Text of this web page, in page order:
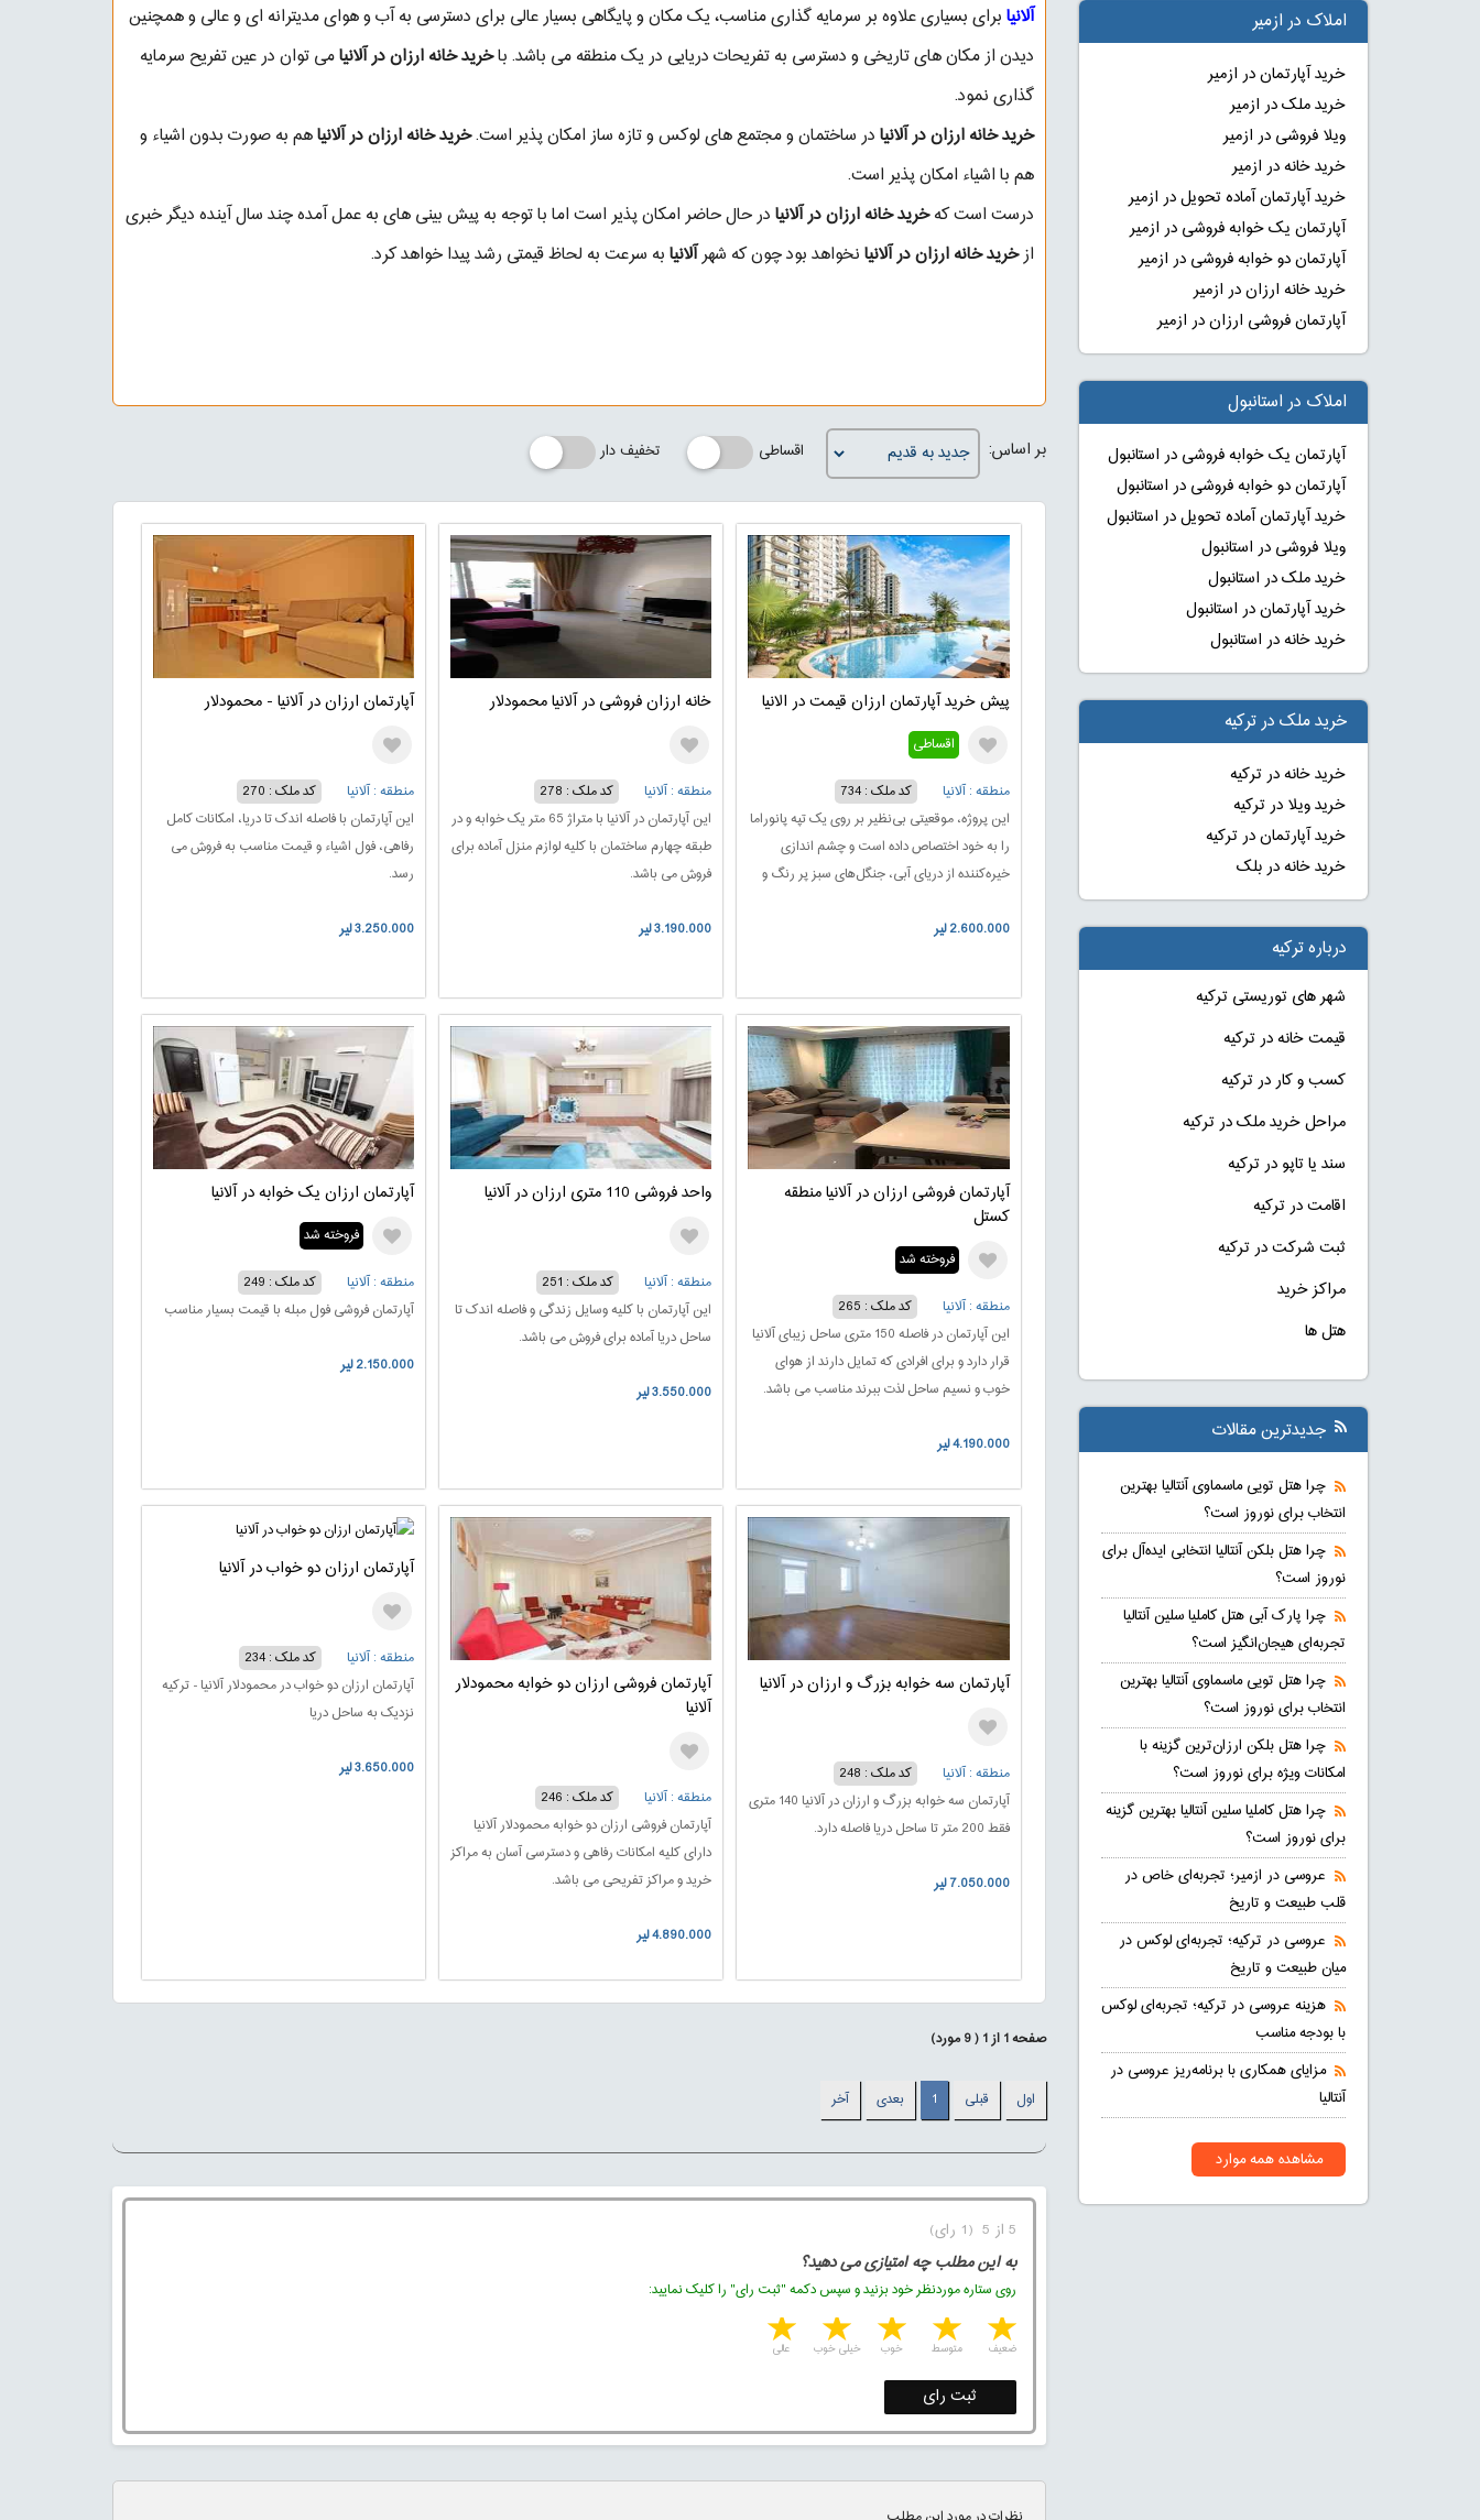
آلانیابرای بسیاری علاوه بر سرمایه گذاری مناسب، یک مکان و پایگاهی بسیار عالی برای دسترسی به آب و هوای مدیترانه ای و عالی و همچنین
دیدن از مکان های تاریخی و دسترسی به تفریحات دریایی در یک منطقه می باشد. باخرید خانه ارزان در آلانیامی توان در عین تفریح سرمایه
گذاری نمود.
خرید خانه ارزان در آلانیادر ساختمان و مجتمع های لوکس و تازه ساز امکان پذیر است.خرید خانه ارزان در آلانیاهم به صورت بدون اشیاء و
هم با اشیاء امکان پذیر است.
درست است کهخرید خانه ارزان در آلانیادر حال حاضر امکان پذیر است اما با توجه به پیش بینی های به عمل آمده چند سال آینده دیگر خبری
ازخرید خانه ارزان در آلانیانخواهد بود چون که شهرآلانیابه سرعت به لحاظ قیمتی رشد پیدا خواهد کرد.
بر اساس: اقساطی تخفیف دار
پیش خرید آپارتمان ارزان قیمت در الانیا
اقساطی
منطقه : آلانیا
کد ملک : 734
این پروژه، موقعیتی بی‌نظیر بر روی یک تپه پانوراما
را به خود اختصاص داده است و چشم اندازی
خیره‌کننده از دریای آبی، جنگل‌های سبز پر رنگ و
چشم‌انداز فراموش‌نشدنی از هر نقطه از این پروژه
2.600.000 لیر
خانه ارزان فروشی در آلانیا محمودلار
منطقه : آلانیا
کد ملک : 278
این آپارتمان در آلانیا با متراژ 65 متر یک خوابه و در
طبقه چهارم ساختمان با کلیه لوازم منزل آماده برای
فروش می باشد.
3.190.000 لیر
آپارتمان ارزان در آلانیا - محمودلار
منطقه : آلانیا
کد ملک : 270
این آپارتمان با فاصله اندک تا دریا، امکانات کامل
رفاهی، فول اشیاء و قیمت مناسب به فروش می
رسد.
3.250.000 لیر
آپارتمان فروشی ارزان در آلانیا منطقه
کستل
فروخته شد
منطقه : آلانیا
کد ملک : 265
این آپارتمان در فاصله 150 متری ساحل زیبای آلانیا
قرار دارد و برای افرادی که تمایل دارند از هوای
خوب و نسیم ساحل لذت ببرند مناسب می باشد.
4.190.000 لیر
واحد فروشی 110 متری ارزان در آلانیا
منطقه : آلانیا
کد ملک : 251
این آپارتمان با کلیه وسایل زندگی و فاصله اندک تا
ساحل دریا آماده برای فروش می باشد.
3.550.000 لیر
آپارتمان ارزان یک خوابه در آلانیا
فروخته شد
منطقه : آلانیا
کد ملک : 249
آپارتمان فروشی فول مبله با قیمت بسیار مناسب
2.150.000 لیر
آپارتمان سه خوابه بزرگ و ارزان در آلانیا
منطقه : آلانیا
کد ملک : 248
آپارتمان سه خوابه بزرگ و ارزان در آلانیا 140 متری
فقط 200 متر تا ساحل دریا فاصله دارد.
7.050.000 لیر
آپارتمان فروشی ارزان دو خوابه محمودلار
آلانیا
منطقه : آلانیا
کد ملک : 246
آپارتمان فروشی ارزان دو خوابه محمودلار آلانیا
دارای کلیه امکانات رفاهی و دسترسی آسان به مراکز
خرید و مراکز تفریحی می باشد.
4.890.000 لیر
‎⁨آپارتمان ارزان دو خواب در آلانیا⁩
منطقه : آلانیا
کد ملک : 234
آپارتمان ارزان دو خواب در محمودلار آلانیا - ترکیه
نزدیک به ساحل دریا
3.650.000 لیر
صفحه1از1
(
9مورد)
اول قبلی 1 بعدی آخر
5 از 5 (1 رای)
به این مطلب چه امتیازی می دهید؟
روی ستاره موردنظر خود بزنید و سپس دکمه "ثبت رای" را کلیک نمایید:
4 stars 3 stars 2 stars 1 star عالی خیلی خوب خوب متوسط ضعیف
ثبت رای
املاک در ازمیر
خرید آپارتمان در ازمیر
خرید ملک در ازمیر
ویلا فروشی در ازمیر
خرید خانه در ازمیر
خرید آپارتمان آماده تحویل در ازمیر
آپارتمان یک خوابه فروشی در ازمیر
آپارتمان دو خوابه فروشی در ازمیر
خرید خانه ارزان در ازمیر
آپارتمان فروشی ارزان در ازمیر
املاک در استانبول
آپارتمان یک خوابه فروشی در استانبول
آپارتمان دو خوابه فروشی در استانبول
خرید آپارتمان آماده تحویل در استانبول
ویلا فروشی در استانبول
خرید ملک در استانبول
خرید آپارتمان در استانبول
خرید خانه در استانبول
خرید ملک در ترکیه
خرید خانه در ترکیه
خرید ویلا در ترکیه
خرید آپارتمان در ترکیه
خرید خانه در بلک
درباره ترکیه
شهر های توریستی ترکیه
قیمت خانه در ترکیه
کسب و کار در ترکیه
مراحل خرید ملک در ترکیه
سند یا تاپو در ترکیه
اقامت در ترکیه
ثبت شرکت در ترکیه
مراکز خرید
هتل ها
جدیدترین مقالات
چرا هتل تویی ماسماوی آنتالیا بهترین
انتخاب برای نوروز است؟
چرا هتل بلکن آنتالیا انتخابی ایده‌آل برای
نوروز است؟
چرا پارک آبی هتل کاملیا سلین آنتالیا
تجربه‌ای هیجان‌انگیز است؟
چرا هتل تویی ماسماوی آنتالیا بهترین
انتخاب برای نوروز است؟
چرا هتل بلکن ارزان‌ترین گزینه با
امکانات ویژه برای نوروز است؟
چرا هتل کاملیا سلین آنتالیا بهترین گزینه
برای نوروز است؟
عروسی در ازمیر؛ تجربه‌ای خاص در
قلب طبیعت و تاریخ
عروسی در ترکیه؛ تجربه‌ای لوکس در
میان طبیعت و تاریخ
هزینه عروسی در ترکیه؛ تجربه‌ای لوکس
با بودجه مناسب
مزایای همکاری با برنامه‌ریز عروسی در
آنتالیا
مشاهده همه موارد